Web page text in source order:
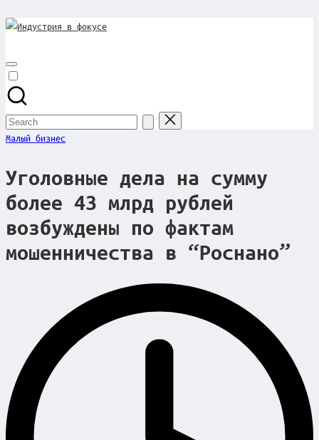
Skip
Индустрия
Search
for:
Posted
Малый бизнес
Уголовные дела на сумму
более 43 млрд рублей
возбуждены по фактам
мошенничества в “Роснано”